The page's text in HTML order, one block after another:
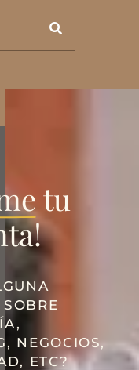
tu
NEGOCIOS,
ETC?